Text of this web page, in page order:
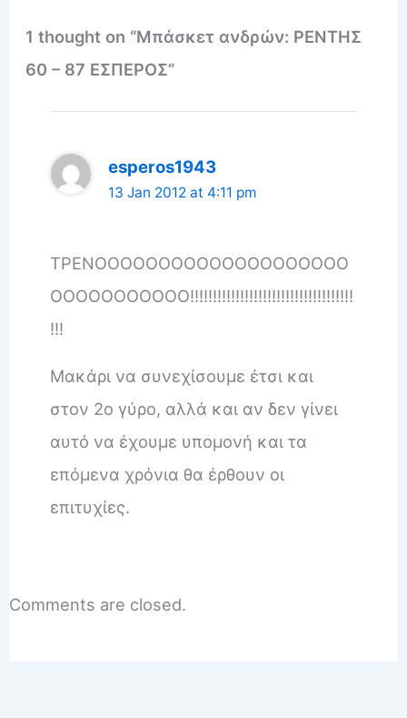
1 thought on “Μπάσκετ ανδρών: ΡΕΝΤΗΣ
60 – 87 ΕΣΠΕΡΟΣ”
esperos1943
13 Jan 2012 at 4:11 pm
ΤΡΕΝΟΟΟΟΟΟΟΟΟΟΟΟΟΟΟΟΟΟΟΟ
ΟΟΟΟΟΟΟΟΟΟΟ!!!!!!!!!!!!!!!!!!!!!!!!!!!!!!!!!!!!
!!!
Μακάρι να συνεχίσουμε έτσι και
στον 2ο γύρο, αλλά και αν δεν γίνει
αυτό να έχουμε υπομονή και τα
επόμενα χρόνια θα έρθουν οι
επιτυχίες.
Comments are closed.